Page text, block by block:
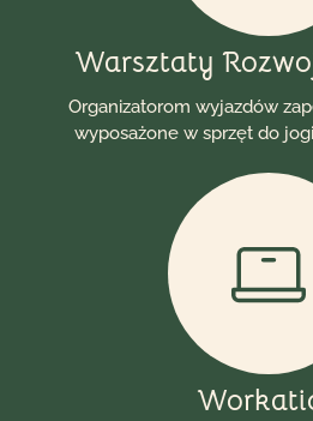
Warsztaty
Organizatorom wyjazdów
wyposażone w sprzęt do